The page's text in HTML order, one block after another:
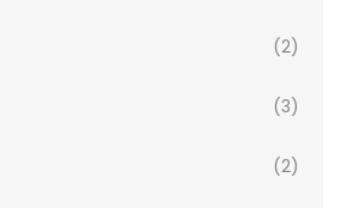
(2)
(3)
(2)